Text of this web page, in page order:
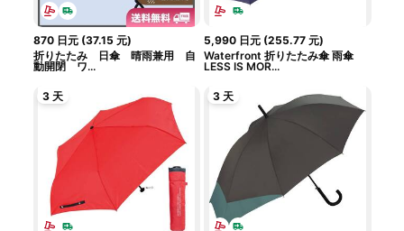
870 日元(37.15 元)
折りたたみ 日傘 晴雨兼用 自
動開閉 ワ...
5,990 日元 (255.77 元)
Waterfront 折りたたみ傘 雨傘
LESS IS MOR...
3 天 3 天